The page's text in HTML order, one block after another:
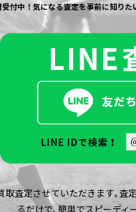
受付中！気になる査定を事前に知りた
取査定させていただきます｡査
るだけで､簡単でスピーディ